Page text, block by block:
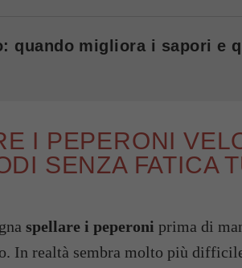
quando migliora i sapori e
I PEPERONI
SENZA FATICA
spellare i peperoni prima di
In realtà sembra molto più